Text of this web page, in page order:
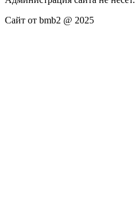
Сайт от bmb2 @ 2025